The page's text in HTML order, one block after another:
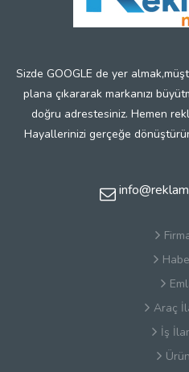
Sizde GOOGLE de yer
plana çıkararak markanızı
doğru adrestesiniz. Hemen
Hayallerinizi gerçeğe
Araç
İş